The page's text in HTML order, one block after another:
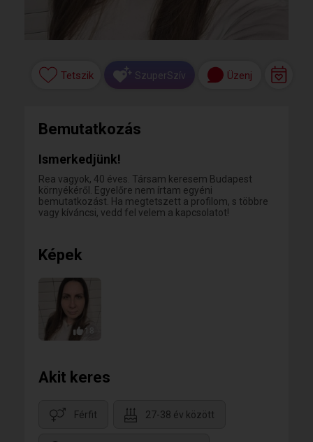
Tetszik SzuperSzív Üzenj
Bemutatkozás
Ismerkedjünk!
Rea vagyok, 40 éves. Társam keresem Budapest
környékéről. Egyelőre nem írtam egyéni
bemutatkozást. Ha megtetszett a profilom, s többre
vagy kíváncsi, vedd fel velem a kapcsolatot!
Képek
18
Akit keres
Férfit 27-38 év között